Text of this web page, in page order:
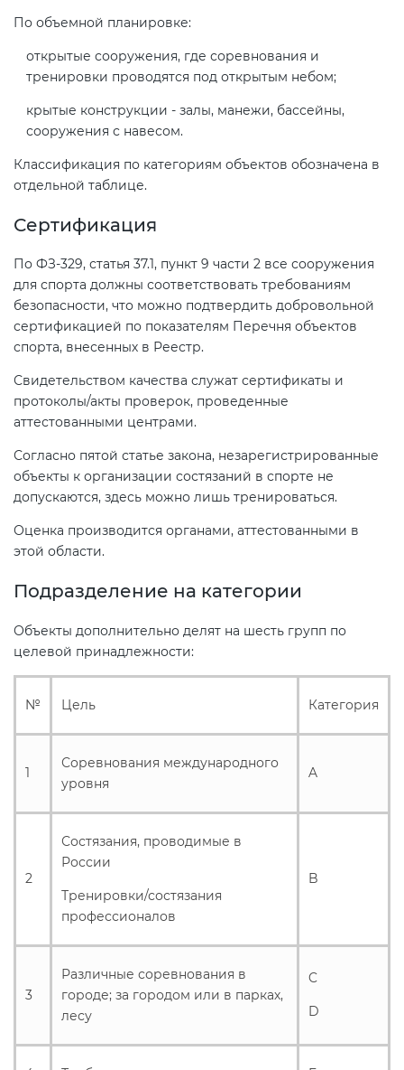
По объемной планировке:
открытые сооружения, где соревнования и
тренировки проводятся под открытым небом;
крытые конструкции - залы, манежи, бассейны,
сооружения с навесом.
Классификация по категориям объектов обозначена в
отдельной таблице.
Сертификация
По ФЗ-329, статья 37.1, пункт 9 части 2 все сооружения
для спорта должны соответствовать требованиям
безопасности, что можно подтвердить добровольной
сертификацией по показателям Перечня объектов
спорта, внесенных в Реестр.
Свидетельством качества служат сертификаты и
протоколы/акты проверок, проведенные
аттестованными центрами.
Согласно пятой статье закона, незарегистрированные
объекты к организации состязаний в спорте не
допускаются, здесь можно лишь тренироваться.
Оценка производится органами, аттестованными в
этой области.
Подразделение на категории
Объекты дополнительно делят на шесть групп по
целевой принадлежности:
№ Цель Категория
1
Соревнования международного
уровня
A
2
Состязания, проводимые в
России
Тренировки/состязания
профессионалов
B
3
Различные соревнования в
городе; за городом или в парках,
лесу
C
D
Сертификация товаров легкой
оборудования (ТР ТС 010)
Сертификация средств
индивидуальной защиты (ТР ТС
Действующие технические
регламенты